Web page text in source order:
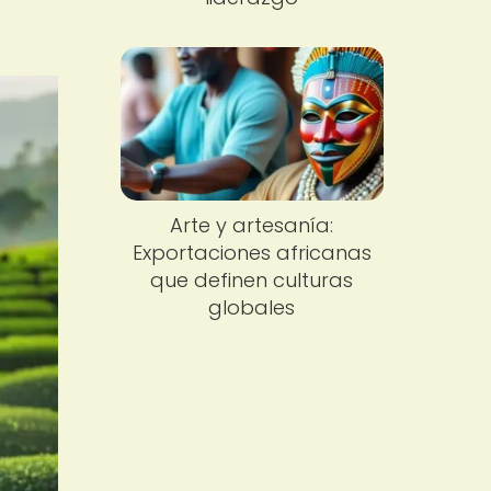
Arte y artesanía:
Exportaciones africanas
que definen culturas
globales